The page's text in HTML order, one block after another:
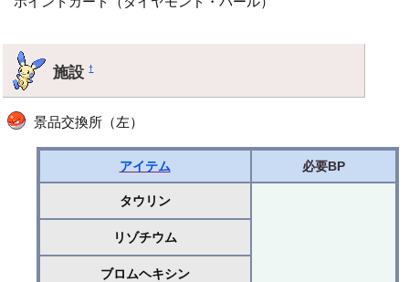
施設†
景品交換所（左）
アイテム 必要BP
タウリン
リゾチウム
ブロムヘキシン